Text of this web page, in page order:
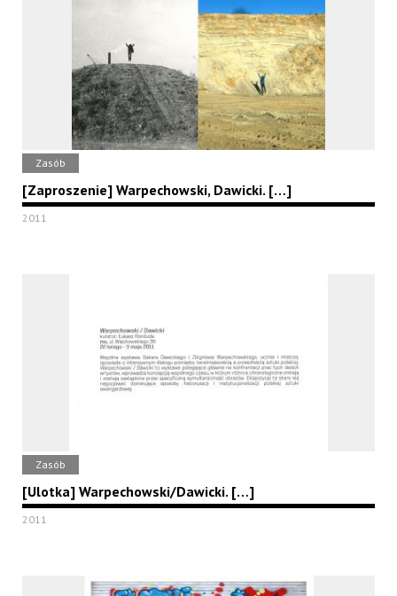
Zasób
[Zaproszenie] Warpechowski, Dawicki. […]
2011
Zasób
[Ulotka] Warpechowski/Dawicki. […]
2011